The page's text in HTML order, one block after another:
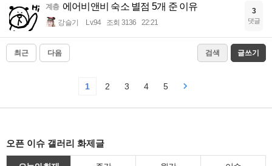
계층 에어비앤비 숙소 별점 5개 준 이유
강슬기 Lv.94 조회 3136 22:21
3
댓글
최근 다음 검색 글쓰기
1 2 3 4 5
오픈 이슈 갤러리 화제글